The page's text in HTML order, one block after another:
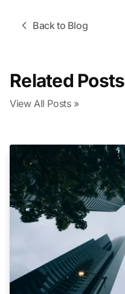
Back to Blog
Related Posts
View All Posts »